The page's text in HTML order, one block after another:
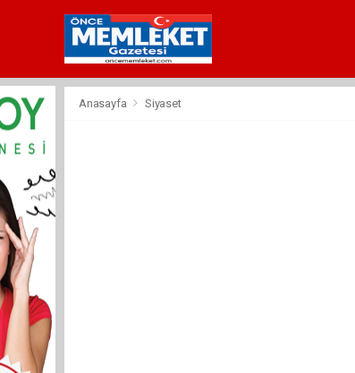
Anasayfa Siyaset